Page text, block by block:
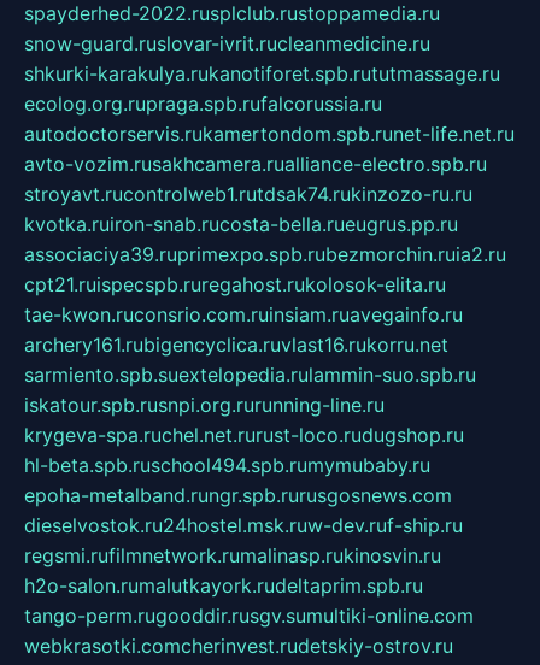
spayderhed-2022.rusplclub.rustoppamedia.ru
snow-guard.ruslovar-ivrit.rucleanmedicine.ru
shkurki-karakulya.rukanotiforet.spb.rututmassage.ru
ecolog.org.rupraga.spb.rufalcorussia.ru
autodoctorservis.rukamertondom.spb.runet-life.net.ru
avto-vozim.rusakhcamera.rualliance-electro.spb.ru
stroyavt.rucontrolweb1.rutdsak74.rukinzozo-ru.ru
kvotka.ruiron-snab.rucosta-bella.rueugrus.pp.ru
associaciya39.ruprimexpo.spb.rubezmorchin.ruia2.ru
cpt21.ruispecspb.ruregahost.rukolosok-elita.ru
tae-kwon.ruconsrio.com.ruinsiam.ruavegainfo.ru
archery161.rubigencyclica.ruvlast16.rukorru.net
sarmiento.spb.suextelopedia.rulammin-suo.spb.ru
iskatour.spb.rusnpi.org.rurunning-line.ru
krygeva-spa.ruchel.net.rurust-loco.rudugshop.ru
hl-beta.spb.ruschool494.spb.rumymubaby.ru
epoha-metalband.rungr.spb.rurusgosnews.com
dieselvostok.ru24hostel.msk.ruw-dev.ruf-ship.ru
regsmi.rufilmnetwork.rumalinasp.rukinosvin.ru
h2o-salon.rumalutkayork.rudeltaprim.spb.ru
tango-perm.rugooddir.rusgv.sumultiki-online.com
webkrasotki.comcherinvest.rudetskiy-ostrov.ru